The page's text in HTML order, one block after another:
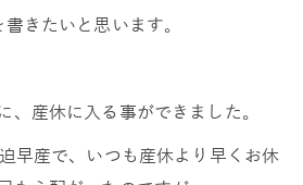
きたいと思います。
、産休に入る事ができました。
早産で、いつも産休より早くお休